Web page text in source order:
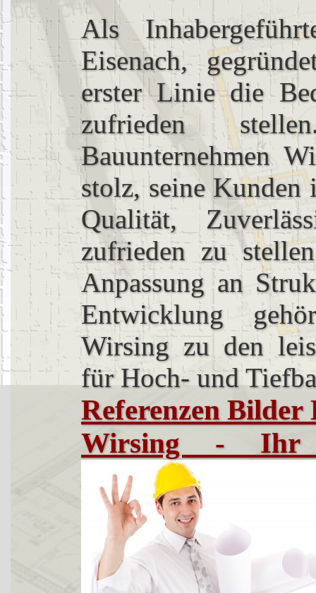
Als
Eisenach,
erster Linie die
zufrieden
Bauunternehmen
stolz, seine Kunden
Qualität,
zufrieden zu
Anpassung an
Entwicklung
Wirsing zu den
für Hoch- und
Referenzen
Wirsing - Ihr